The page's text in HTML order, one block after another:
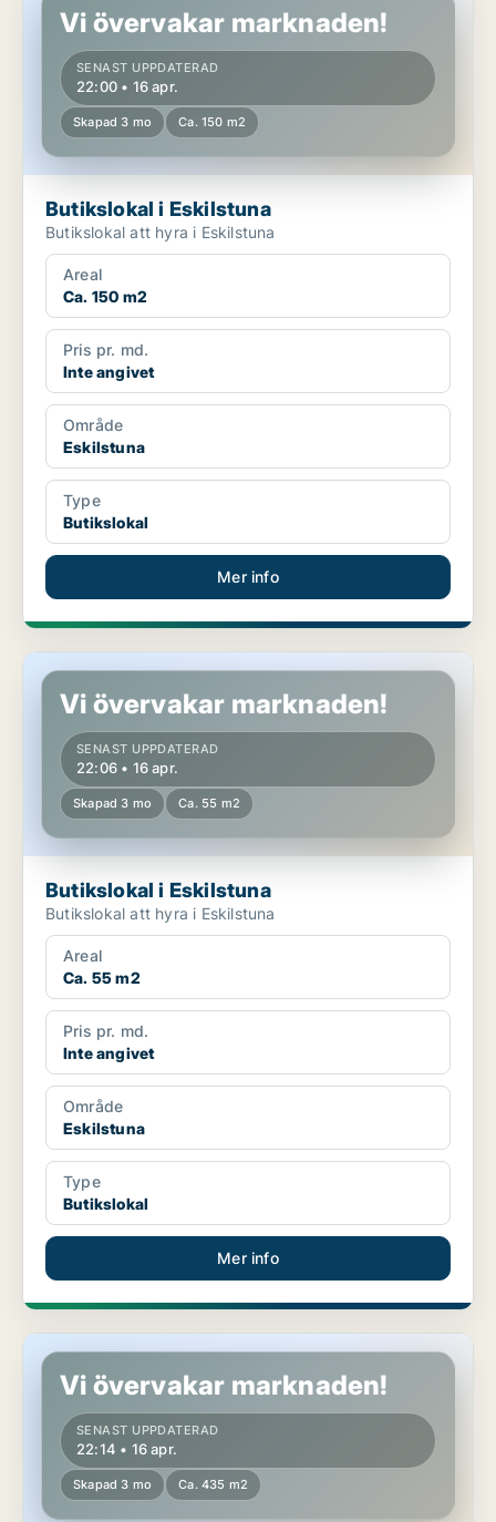
Vi övervakar marknaden!
SENAST UPPDATERAD
22:00 • 16 apr.
Skapad 3 mo Ca. 150 m2
Butikslokal i Eskilstuna
Butikslokal att hyra i Eskilstuna
Areal
Ca. 150 m2
Pris pr. md.
Inte angivet
Område
Eskilstuna
Type
Butikslokal
Mer info
Butikslokal i Eskilstuna
Vi övervakar marknaden!
SENAST UPPDATERAD
22:06 • 16 apr.
Skapad 3 mo Ca. 55 m2
Butikslokal i Eskilstuna
Butikslokal att hyra i Eskilstuna
Areal
Ca. 55 m2
Pris pr. md.
Inte angivet
Område
Eskilstuna
Type
Butikslokal
Mer info
Butikslokal i Eskilstuna
Vi övervakar marknaden!
SENAST UPPDATERAD
22:14 • 16 apr.
Skapad 3 mo Ca. 435 m2